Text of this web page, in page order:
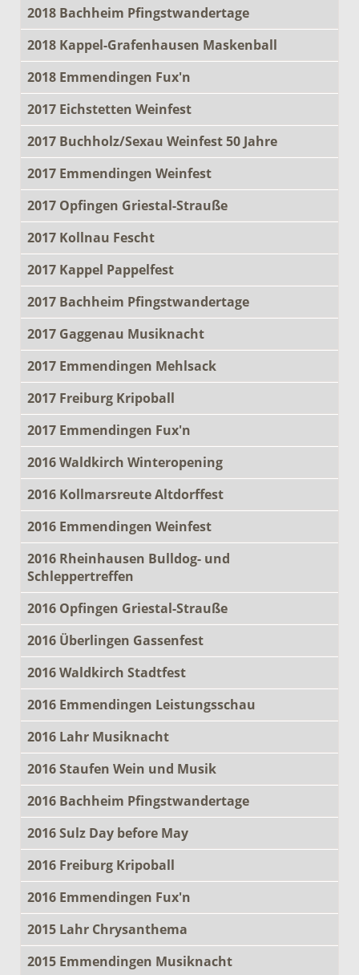
2018 Bachheim Pfingstwandertage
2018 Kappel-Grafenhausen Maskenball
2018 Emmendingen Fux'n
2017 Eichstetten Weinfest
2017 Buchholz/Sexau Weinfest 50 Jahre
2017 Emmendingen Weinfest
2017 Opfingen Griestal-Strauße
2017 Kollnau Fescht
2017 Kappel Pappelfest
2017 Bachheim Pfingstwandertage
2017 Gaggenau Musiknacht
2017 Emmendingen Mehlsack
2017 Freiburg Kripoball
2017 Emmendingen Fux'n
2016 Waldkirch Winteropening
2016 Kollmarsreute Altdorffest
2016 Emmendingen Weinfest
2016 Rheinhausen Bulldog- und
Schleppertreffen
2016 Opfingen Griestal-Strauße
2016 Überlingen Gassenfest
2016 Waldkirch Stadtfest
2016 Emmendingen Leistungsschau
2016 Lahr Musiknacht
2016 Staufen Wein und Musik
2016 Bachheim Pfingstwandertage
2016 Sulz Day before May
2016 Freiburg Kripoball
2016 Emmendingen Fux'n
2015 Lahr Chrysanthema
2015 Emmendingen Musiknacht